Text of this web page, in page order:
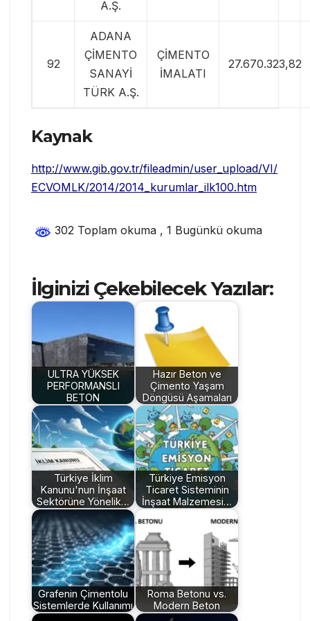
A.Ş.
92
ADANA
ÇİMENTO
SANAYİ
TÜRK A.Ş.
ÇİMENTO
İMALATI
27.670.323,82
Kaynak
http://www.gib.gov.tr/fileadmin/user_upload/VI/
ECVOMLK/2014/2014_kurumlar_ilk100.htm
302 Toplam okuma , 1 Bugünkü okuma
İlginizi Çekebilecek Yazılar:
ULTRA YÜKSEK
PERFORMANSLI
BETON
Hazır Beton ve
Çimento Yaşam
Döngüsü Aşamaları
Türkiye İklim
Kanunu'nun İnşaat
Sektörüne Yönelik…
Türkiye Emisyon
Ticaret Sisteminin
İnşaat Malzemesi…
Grafenin Çimentolu
Sistemlerde Kullanımı
Roma Betonu vs.
Modern Beton